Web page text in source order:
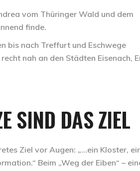
vom Thüringer Wald und dem
finde.
bis nach Treffurt und Eschwege
nah an den Städten Eisenach,
SIND DAS ZIEL
Ziel vor Augen: „…ein Kloster,
Beim „Weg der Eiben“ –